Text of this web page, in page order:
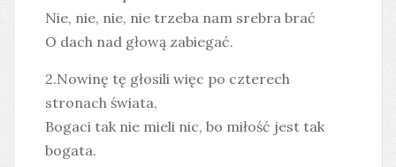
Nie, nie, nie, nie trzeba nam srebra brać
O dach nad głową zabiegać.
2.Nowinę tę głosili więc po czterech
stronach świata,
Bogaci tak nie mieli nic, bo miłość jest tak
bogata.